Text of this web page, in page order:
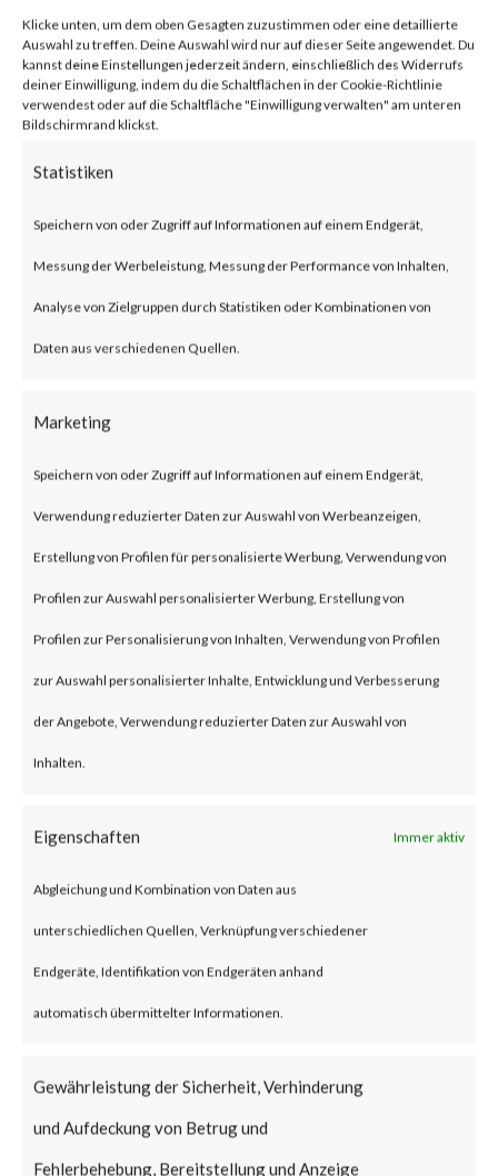
Klicke unten, um dem oben Gesagten zuzustimmen oder eine detaillierte
Auswahl zu treffen. Deine Auswahl wird nur auf dieser Seite angewendet. Du
kannst deine Einstellungen jederzeit ändern, einschließlich des Widerrufs
deiner Einwilligung, indem du die Schaltflächen in der Cookie-Richtlinie
verwendest oder auf die Schaltfläche "Einwilligung verwalten" am unteren
Bildschirmrand klickst.
Statistiken
Speichern von oder Zugriff auf Informationen auf einem Endgerät,
Messung der Werbeleistung, Messung der Performance von Inhalten,
Analyse von Zielgruppen durch Statistiken oder Kombinationen von
Daten aus verschiedenen Quellen.
Marketing
Speichern von oder Zugriff auf Informationen auf einem Endgerät,
Verwendung reduzierter Daten zur Auswahl von Werbeanzeigen,
Erstellung von Profilen für personalisierte Werbung, Verwendung von
Profilen zur Auswahl personalisierter Werbung, Erstellung von
Profilen zur Personalisierung von Inhalten, Verwendung von Profilen
zur Auswahl personalisierter Inhalte, Entwicklung und Verbesserung
der Angebote, Verwendung reduzierter Daten zur Auswahl von
Inhalten.
Eigenschaften Immer aktiv
Abgleichung und Kombination von Daten aus
unterschiedlichen Quellen, Verknüpfung verschiedener
Endgeräte, Identifikation von Endgeräten anhand
automatisch übermittelter Informationen.
Gewährleistung der Sicherheit, Verhinderung
und Aufdeckung von Betrug und
Fehlerbehebung, Bereitstellung und Anzeige
Facebook 0
What is the Vulnerability?
Ivanti recently published an
advisory on two vulnerabilities
on Jan 10, 2024 affecting Ivanti
Connect Secure (ICS) and Ivanti
Policy Secure Gateways (CVE-
21887). The vulnerabilities are
an authentication bypass and
command injection
vulnerabilities, respectively in
the web component of affected
application. According to the
vendor advisory, when chained
together, exploiting these
vulnerabilities when chained
run commands without the need
for authentication on the
compromised system. Both
vulnerabilities have been added
to CISA’s Known Exploited
What is the Vendor Solution?